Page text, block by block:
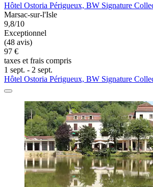
Hôtel Ostoria Périgueux, BW Signature
Marsac-sur-l'Isle
9,8/10
Exceptionnel
(48 avis)
97 €
taxes et frais compris
1 sept. - 2 sept.
Hôtel Ostoria Périgueux, BW Signature